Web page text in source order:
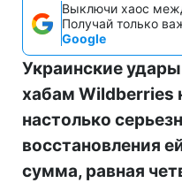
Выключи хаос
Получай только
Google
Украинские
хабам Wildberries
настолько
восстановления
сумма, равная